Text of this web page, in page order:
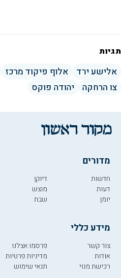
תגיות
אלישע ירד אלוף פיקוד מרכז
צו הרחקה
יהודה פוקס
מדורים
חדשות
דעות
יומן
דיוקן
מוצש
שבת
מידע כללי
צור קשר
אודות
רכישת מנוי
פרסמו אצלנו
מדיניות פרטיות
תנאי שימוש